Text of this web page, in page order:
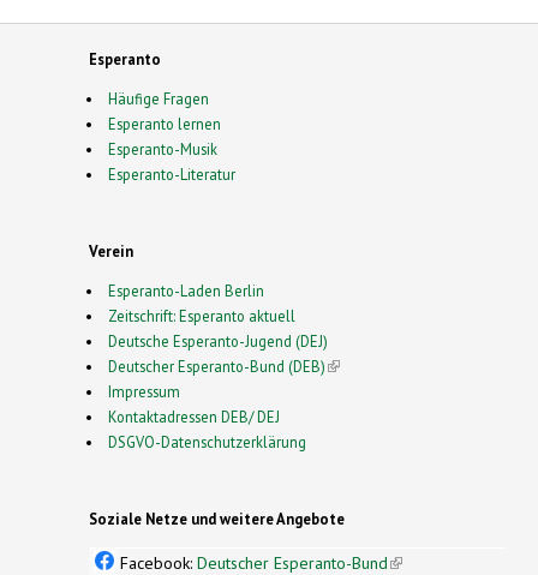
Esperanto
Häufige Fragen
Esperanto lernen
Esperanto-Musik
Esperanto-Literatur
Verein
Esperanto-Laden Berlin
Zeitschrift: Esperanto aktuell
Deutsche Esperanto-Jugend (DEJ)
Deutscher Esperanto-Bund (DEB)(link is external)
Impressum
Kontaktadressen DEB/ DEJ
DSGVO-Datenschutzerklärung
Soziale Netze und weitere Angebote
Facebook: Deutscher Esperanto-Bund(link is